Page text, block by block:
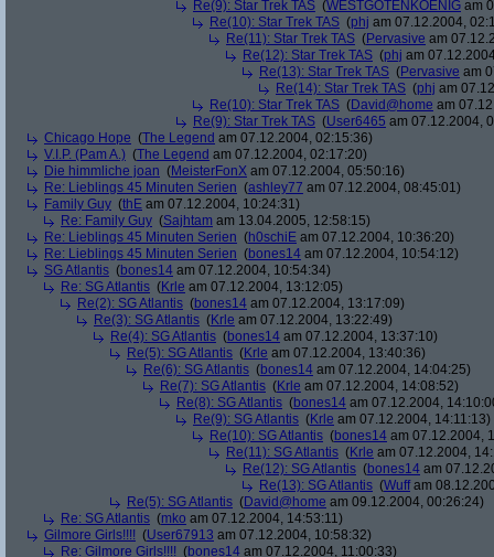
Re(9): Star Trek TAS (WESTGOTENKOENIG am
Re(10): Star Trek TAS (phj am 07.12.2004,
Re(11): Star Trek TAS (Pervasive am
Re(12): Star Trek TAS (phj am
Re(13): Star Trek TAS (Pervasive am
Re(14): Star Trek TAS (phj am
Re(10): Star Trek TAS (David@home am
Re(9): Star Trek TAS (User6465 am 07.12.2004,
Chicago Hope (The Legend am 07.12.2004, 02:15:36)
V.I.P. (Pam A.) (The Legend am 07.12.2004, 02:17:20)
Die himmliche joan (MeisterFonX am 07.12.2004, 05:50:16)
Re: Lieblings 45 Minuten Serien (ashley77 am 07.12.2004, 08:45:01)
Family Guy (thE am 07.12.2004, 10:24:31)
Re: Family Guy (Sajhtam am 13.04.2005, 12:58:15)
Re: Lieblings 45 Minuten Serien (h0schiE am 07.12.2004, 10:36:20)
Re: Lieblings 45 Minuten Serien (bones14 am 07.12.2004, 10:54:12)
SG Atlantis (bones14 am 07.12.2004, 10:54:34)
Re: SG Atlantis (Krle am 07.12.2004, 13:12:05)
Re(2): SG Atlantis (bones14 am 07.12.2004, 13:17:09)
Re(3): SG Atlantis (Krle am 07.12.2004, 13:22:49)
Re(4): SG Atlantis (bones14 am 07.12.2004, 13:37:10)
Re(5): SG Atlantis (Krle am 07.12.2004, 13:40:36)
Re(6): SG Atlantis (bones14 am 07.12.2004, 14:04:25)
Re(7): SG Atlantis (Krle am 07.12.2004, 14:08:52)
Re(8): SG Atlantis (bones14 am 07.12.2004,
Re(9): SG Atlantis (Krle am 07.12.2004, 14:11:13)
Re(10): SG Atlantis (bones14 am 07.12.2004,
Re(11): SG Atlantis (Krle am 07.12.2004,
Re(12): SG Atlantis (bones14 am
Re(13): SG Atlantis (Wuffam
Re(5): SG Atlantis (David@home am 09.12.2004, 00:26:24)
Re: SG Atlantis (mko am 07.12.2004, 14:53:11)
Gilmore Girls!!!! (User67913 am 07.12.2004, 10:58:32)
Re: Gilmore Girls!!!! (bones14 am 07.12.2004, 11:00:33)